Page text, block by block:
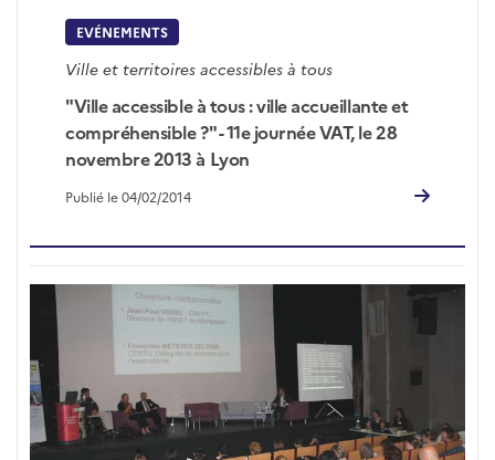
EVÉNEMENTS
Ville et territoires accessibles à tous
"Ville accessible à tous : ville accueillante et
compréhensible ?" - 11e journée VAT, le 28
novembre 2013 à Lyon
Publié le 04/02/2014